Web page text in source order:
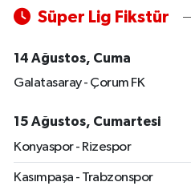
Süper Lig Fikstür
14 Ağustos, Cuma
Galatasaray - Çorum FK
15 Ağustos, Cumartesi
Konyaspor - Rizespor
Kasımpaşa - Trabzonspor